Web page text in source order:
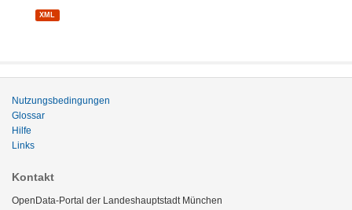
XML
Nutzungsbedingungen
Glossar
Hilfe
Links
Kontakt
OpenData-Portal der Landeshauptstadt München